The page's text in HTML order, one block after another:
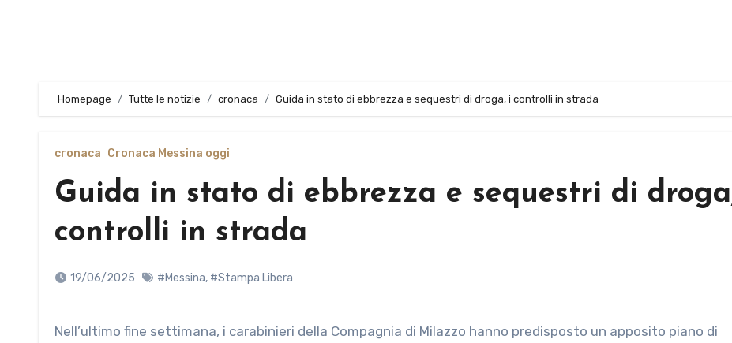
Homepage Tutte le notizie cronaca Guida in stato di ebbrezza e sequestri di droga, i controlli in strada
cronaca Cronaca Messina oggi
Guida in stato di ebbrezza e sequestri di
controlli in strada
19/06/2025 #Messina, #Stampa Libera
Nell’ultimo fine settimana, i carabinieri della Compagnia di Milazzo hanno predisposto un apposito piano di